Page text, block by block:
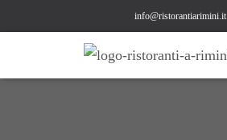
info@ristorantiarimini.it